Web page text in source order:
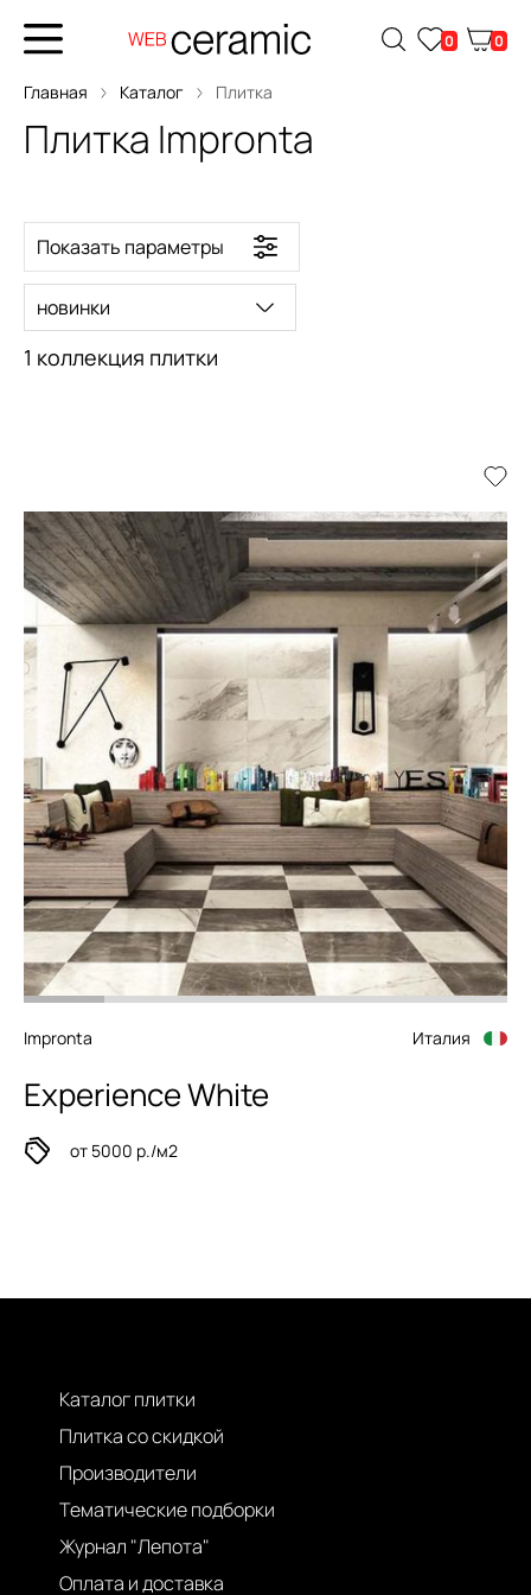
0 0
Главная Каталог Плитка
Плитка Impronta
Показать параметры
1 коллекция плитки
новинки
Impronta Италия
Experience White
от 5000 р./м2
Каталог плитки
Плитка со скидкой
Производители
Тематические подборки
Журнал "Лепота"
Оплата и доставка